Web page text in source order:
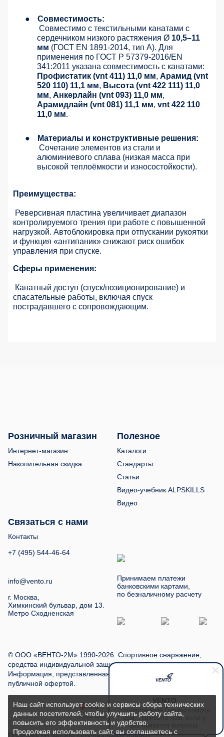
VENTO
Здравствуйте! Готовы помочь
вам. Напишите нам, если у
вас появятся вопросы.
●
Совместимость:
Совместимо с текстильными канатами с
сердечником низкого растяжения Ø 10,5–11
мм (ГОСТ EN 1891-2014, тип A). Для
применения по ГОСТ Р 57379-2016/EN
341:2011 указана совместимость с канатами:
Профистатик (vnt 411) 11,0 мм, Арамид (vnt
520 110) 11,1 мм, Высота (vnt 422 111) 11,0
мм, Анкерлайн (vnt 093) 11,0 мм,
Арамидлайн (vnt 081) 11,1 мм, vnt 422 110
11,0 мм.
●
Материалы и конструктивные решения:
Сочетание элементов из стали и
алюминиевого сплава (низкая масса при
высокой теплоёмкости и износостойкости).
Преимущества:
Реверсивная пластина увеличивает диапазон
контролируемого трения при работе с повышенной
нагрузкой. Автоблокировка при отпускании рукоятки
и функция «антипаник» снижают риск ошибок
управления при спуске.
Сферы применения:
Канатный доступ (спуск/позиционирование) и
спасательные работы, включая спуск
пострадавшего с сопровождающим.
Розничный магазин
Интернет-магазин
Накопительная скидка
Полезное
Каталоги
Стандарты
Статьи
Видео-учебник ALPSKILLS
Видео
Связаться с нами
Контакты
+7 (495) 544-46-64
info@vento.ru
г. Москва,
Химкинский бульвар, дом 13.
Метро Сходненская
Принимаем платежи
банковскими картами,
по безналичному расчету
© ООО «ВЕНТО-2М» 1990-2026. Спортивное снаряжение,
средства индивидуальной защиты, туристское снаряжение.
Информация, представленная на сайте, не является
публичной офертой.
Наш сайт использует cookie и сервисы сбора технических
данных посетителей, чтобы улучшить работу сайта,
повысить его эффективность и удобство.
Продолжая использовать сайт, вы соглашаетесь с